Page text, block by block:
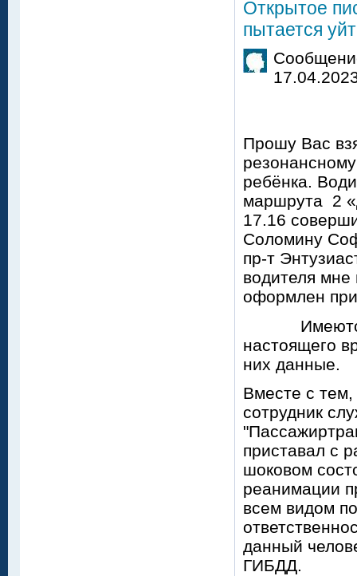
Открытое
пытается
Прошу Вас
ребёнка.
маршрута 2
17.16
Соломину
пр-т
водителя мне
оформлен
Имеются
настоящего
них данные.
Вместе с
сотрудник
приставал с
шоковом
реанимации
всем видом
данный
ГИБДД.